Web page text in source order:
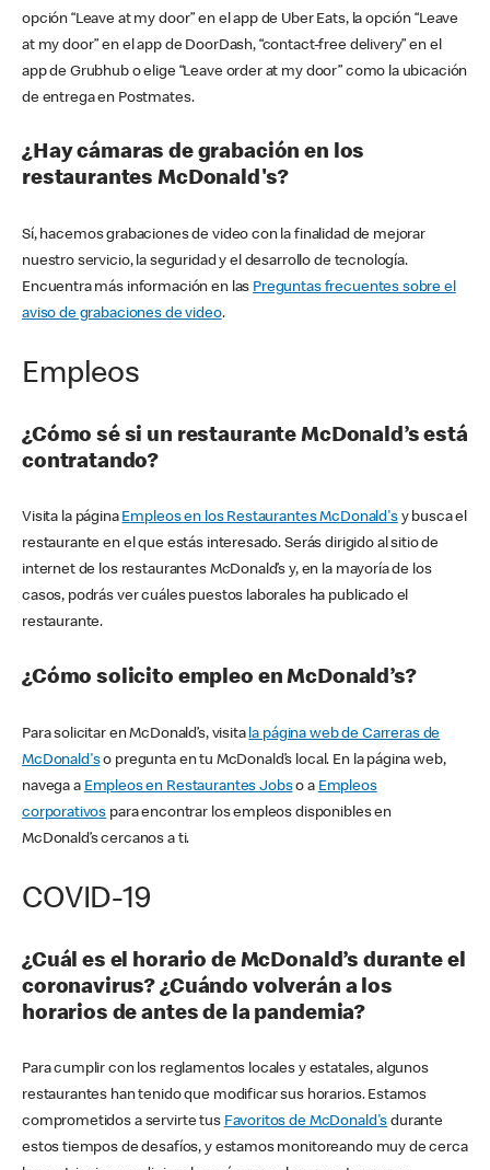
opción “Leave at my door” en el app de Uber Eats, la opción “Leave
at my door” en el app de DoorDash, “contact-free delivery” en el
app de Grubhub o elige “Leave order at my door” como la ubicación
de entrega en Postmates.
¿Hay cámaras de grabación en los
restaurantes McDonald's?
Sí, hacemos grabaciones de video con la finalidad de mejorar
nuestro servicio, la seguridad y el desarrollo de tecnología.
Encuentra más información en las Preguntas frecuentes sobre el
aviso de grabaciones de video.
Empleos
¿Cómo sé si un restaurante McDonald’s está
contratando?
Visita la página Empleos en los Restaurantes McDonald'sy busca el
restaurante en el que estás interesado. Serás dirigido al sitio de
internet de los restaurantes McDonald’s y, en la mayoría de los
casos, podrás ver cuáles puestos laborales ha publicado el
restaurante.
¿Cómo solicito empleo en McDonald’s?
Para solicitar en McDonald’s, visita la página web de Carreras de
McDonald'so pregunta en tu McDonald’s local. En la página web,
navega a Empleos en Restaurantes Jobso a Empleos
corporativos para encontrar los empleos disponibles en
McDonald’s cercanos a ti.
COVID-19
¿Cuál es el horario de McDonald’s durante el
coronavirus? ¿Cuándo volverán a los
horarios de antes de la pandemia?
Para cumplir con los reglamentos locales y estatales, algunos
restaurantes han tenido que modificar sus horarios. Estamos
comprometidos a servirte tus Favoritos de McDonald's durante
estos tiempos de desafíos, y estamos monitoreando muy de cerca